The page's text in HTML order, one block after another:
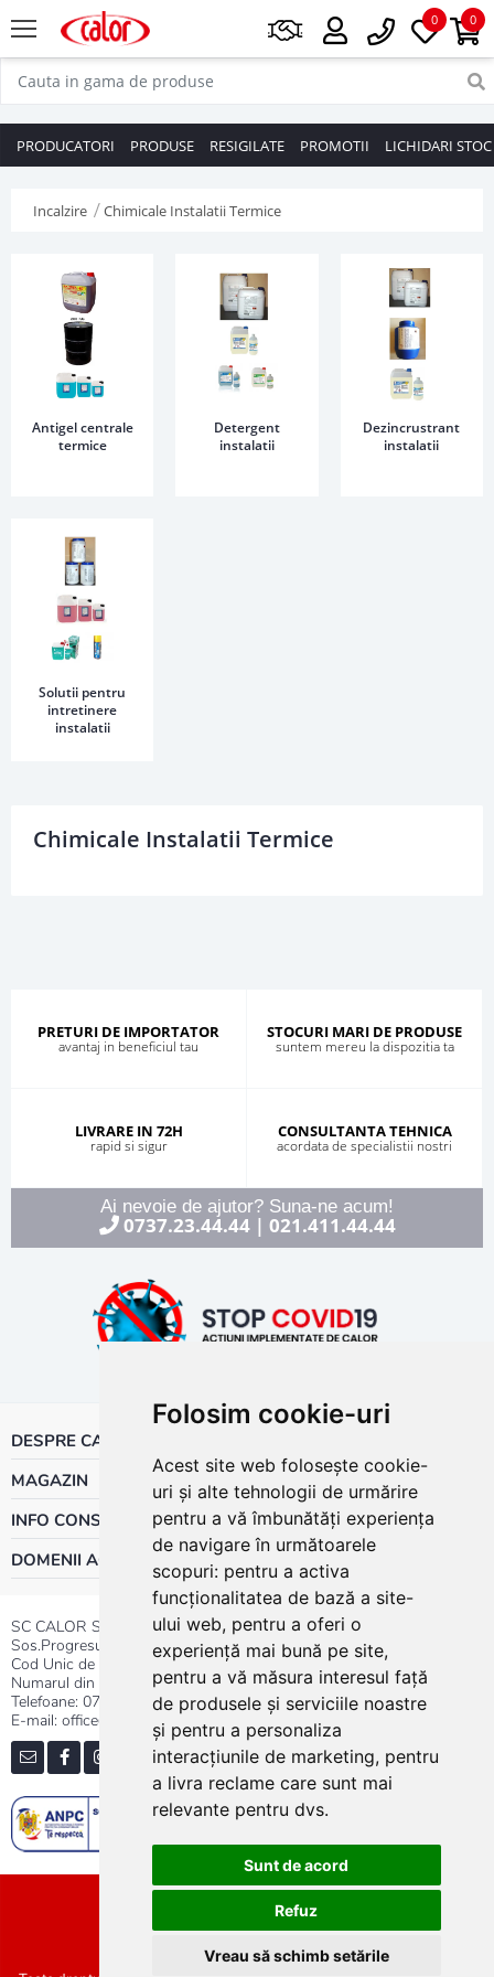
Folosim cookie-uri
Acest site web folosește cookie-
uri și alte tehnologii de urmărire
pentru a vă îmbunătăți experiența
de navigare în următoarele
scopuri: pentru a activa
funcționalitatea de bază a site-
ului web, pentru a oferi o
experiență mai bună pe site,
pentru a vă măsura interesul față
de produsele și serviciile noastre
și pentru a personaliza
interacțiunile de marketing, pentru
a livra reclame care sunt mai
relevante pentru dvs.
Sunt de acord
Refuz
Vreau să schimb setările
0
0
PRODUCATORI PRODUSE RESIGILATE PROMOTII LICHIDARI STOC
Incalzire Chimicale Instalatii Termice
Antigel centrale
termice
Detergent
instalatii
Dezincrustrant
instalatii
Solutii pentru
intretinere
instalatii
Chimicale Instalatii Termice
PRETURI DE IMPORTATOR
avantaj in beneficiul tau
STOCURI MARI DE PRODUSE
suntem mereu la dispozitia ta
LIVRARE IN 72H
rapid si sigur
CONSULTANTA TEHNICA
acordata de specialistii nostri
Ai nevoie de ajutor? Suna-ne acum!
0737.23.44.44| 021.411.44.44
DESPRE CALOR
MAGAZIN
INFO CONSUMATOR
DOMENII ACTIVITATE
SC CALOR SRL
Sos.Progresului nr.30-40, Sector 5, Bucuresti
Cod Unic de Inregistrare: RO 3004724
Numarul din Registrul Comertului:J40/13176/1991
Telefoane: 0737.23.44.44|021.411.44.44
E-mail: office@calor.ro